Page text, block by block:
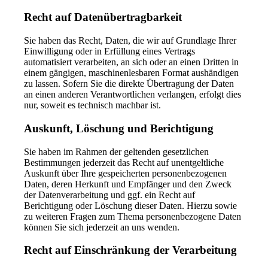
Recht auf Daten­übertrag­barkeit
Sie haben das Recht, Daten, die wir auf Grundlage Ihrer
Einwilligung oder in Erfüllung eines Vertrags
automatisiert verarbeiten, an sich oder an einen Dritten in
einem gängigen, maschinenlesbaren Format aushändigen
zu lassen. Sofern Sie die direkte Übertragung der Daten
an einen anderen Verantwortlichen verlangen, erfolgt dies
nur, soweit es technisch machbar ist.
Auskunft, Löschung und Berichtigung
Sie haben im Rahmen der geltenden gesetzlichen
Bestimmungen jederzeit das Recht auf unentgeltliche
Auskunft über Ihre gespeicherten personenbezogenen
Daten, deren Herkunft und Empfänger und den Zweck
der Datenverarbeitung und ggf. ein Recht auf
Berichtigung oder Löschung dieser Daten. Hierzu sowie
zu weiteren Fragen zum Thema personenbezogene Daten
können Sie sich jederzeit an uns wenden.
Recht auf Einschränkung der Verarbeitung